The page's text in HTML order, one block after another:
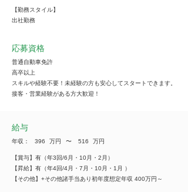
【勤務スタイル】
出社勤務
応募資格
普通自動車免許
高卒以上
スキルや経験不要！未経験の方も安心してスタートできます。
接客・営業経験がある方大歓迎！
給与
年収： 396 万円 ​〜 516 万円
【賞与】有（年3回/6月・10月・2月）
【昇給】有（年4回/4月・7月・10月・1月 ）
【その他】+その他諸手当あり初年度想定年収 400万円～